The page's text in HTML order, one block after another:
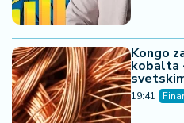
Kongo
kobalta
19:41